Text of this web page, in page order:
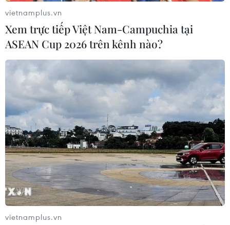
Người đàn ông chỉ ngủ 30 phút mỗi ngày
trong suốt 12 năm qua
Anh Daisuke Hori, một người đàn ông 36 tuổi đến từ
Nhật Bản, cho biết chỉ ngủ 30 phút mỗi ngày mà không
hề cảm thấy mệt mỏi.
vietnamplus.vn
Xem trực tiếp Việt Nam-Campuchia tại
ASEAN Cup 2026 trên kênh nào?
vietnamplus.vn